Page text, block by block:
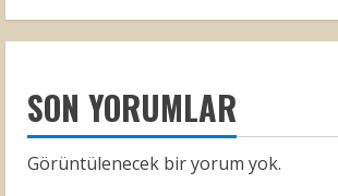
SON YORUMLAR
Görüntülenecek bir yorum yok.